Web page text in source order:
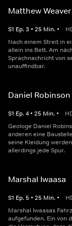
Matthew
S1 Ep.3 • 25 Min. •
Nach einem Streit in
allein ins Bett. Am
Sprachnachricht von
unauffindbar.
Daniel Robinson
S1 Ep.4 • 25 Min. •
Geologe Daniel
anderen eine
seine Kleidung
allerdings jede Spur.
Marshal Iwaasa
S1 Ep.5 • 25 Min. •
Marshal Iwaasas
aufgefunden. Ein von